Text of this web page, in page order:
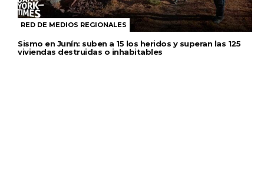
RED DE MEDIOS REGIONALES
Sismo en Junín: suben a 15 los heridos y superan las 125
viviendas destruidas o inhabitables